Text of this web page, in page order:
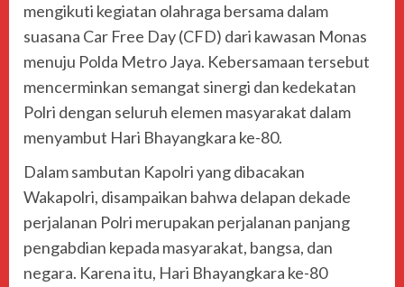
mengikuti kegiatan olahraga bersama dalam
suasana Car Free Day (CFD) dari kawasan Monas
menuju Polda Metro Jaya. Kebersamaan tersebut
mencerminkan semangat sinergi dan kedekatan
Polri dengan seluruh elemen masyarakat dalam
menyambut Hari Bhayangkara ke-80.
Dalam sambutan Kapolri yang dibacakan
Wakapolri, disampaikan bahwa delapan dekade
perjalanan Polri merupakan perjalanan panjang
pengabdian kepada masyarakat, bangsa, dan
negara. Karena itu, Hari Bhayangkara ke-80